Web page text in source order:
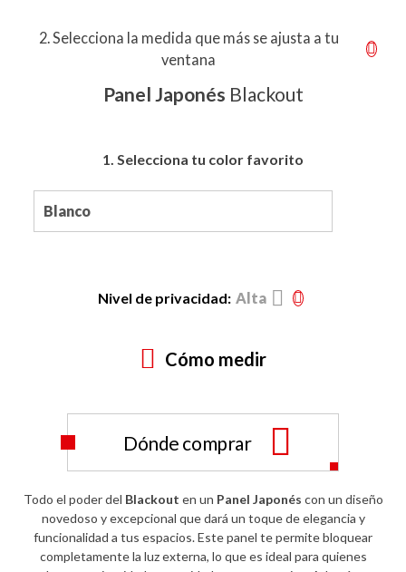
Panel Japonés Blackout
Todo el poder del Blackout en un Panel Japonés con un diseño
novedoso y excepcional que dará un toque de elegancia y
funcionalidad a tus espacios. Este panel te permite bloquear
completamente la luz externa, lo que es ideal para quienes
Nivel de privacidad: Alta
1. Selecciona tu color favorito
2. Selecciona la medida que más se ajusta a tu
ventana
Cómo medir
Dónde comprar